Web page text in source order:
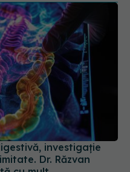
Dr. Răzvan
cu mult